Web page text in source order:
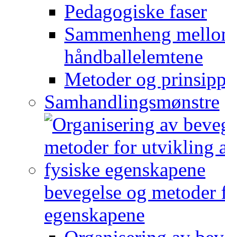
Pedagogiske faser
Sammenheng
håndballelemtene
Metoder og
Samhandlingsmønstre
bevegelse og
egenskapene